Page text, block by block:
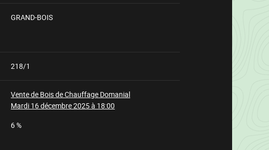
GRAND-BOIS
218/1
Vente de Bois de Chauffage Domanial
Mardi 16 décembre 2025 à 18:00
6 %